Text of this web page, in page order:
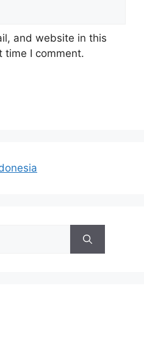
and website in this
time I comment.